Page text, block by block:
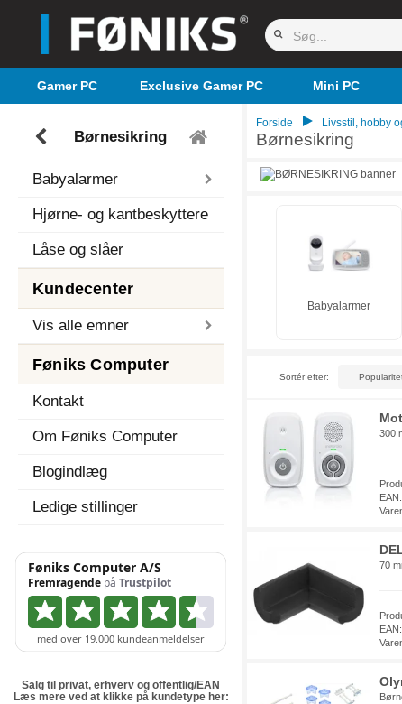
Gamer PC Exclusive Gamer PC Mini PC
Børnesikring
Babyalarmer
Hjørne- og kantbeskyttere
Låse og slåer
Kundecenter
Vis alle emner
Føniks Computer
Kontakt
Om Føniks Computer
Blogindlæg
Ledige stillinger
Salg til privat, erhverv og offentlig/EAN
Læs mere ved at klikke på kundetype her:
Forside Livsstil, hobby
Børnesikring
Babyalarmer
Sortér efter:
300
70